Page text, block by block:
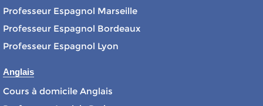
Professeur Espagnol Marseille
Professeur Espagnol Bordeaux
Professeur Espagnol Lyon
Anglais
Cours à domicile Anglais